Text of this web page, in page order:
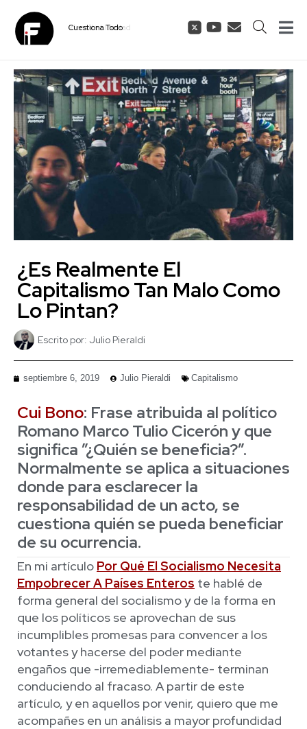
CuestionaTodo
¿Es Realmente El
Capitalismo Tan Malo Como
Lo Pintan?
Escrito por: Julio Pieraldi
septiembre 6, 2019 Julio Pieraldi Capitalismo
Cui Bono: Frase atribuida al político
Romano Marco Tulio Cicerón y que
significa ”¿Quién se beneficia?”.
Normalmente se aplica a situaciones
donde para esclarecer la
responsabilidad de un acto, se
cuestiona quién se pueda beneficiar
de su ocurrencia.
En mi artículo Por Qué El Socialismo Necesita
Empobrecer A Países Enteros te hablé de
forma general del socialismo y de la forma en
que los políticos se aprovechan de sus
incumplibles promesas para convencer a los
votantes y hacerse del poder mediante
engaños que -irremediablemente- terminan
conduciendo al fracaso. A partir de este
artículo, y en aquellos por venir, quiero que me
acompañes en un análisis a mayor profundidad